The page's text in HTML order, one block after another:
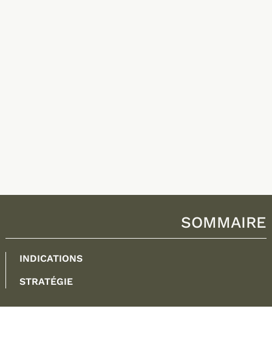
SOMMAIRE
INDICATIONS
STRATÉGIE